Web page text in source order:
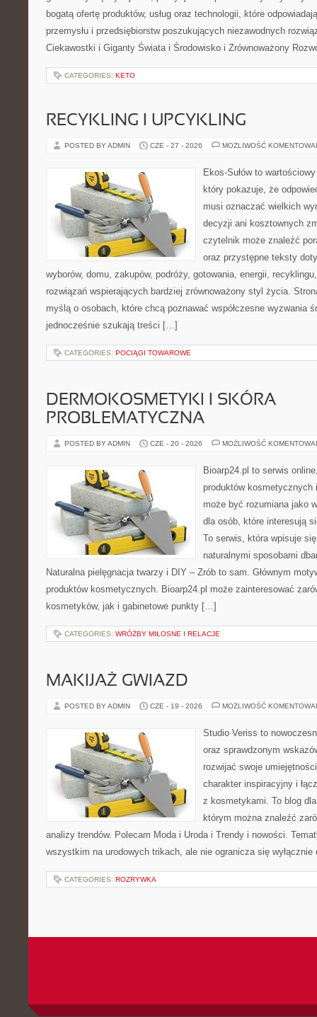
bogatą ofertę produktów, usług oraz technologii, które
przemysłu i przedsiębiorstw poszukujących niezawodnych
Ciekawostki i Giganty Świata i Środowisko i Zrównoważony
CATEGORIES: KETO
RECYKLING I UPCYKLING
POSTED BY ADMIN CZE - 27 - 2026 MOŻLIWOŚĆ
Ekos-Sułów to
który pokazuje, że
musi oznaczać wielkich
decyzji ani kosztownych
czytelnik może znaleźć
oraz przystępne teksty
wyborów, domu, zakupów, podróży, gotowania, energii,
rozwiązań wspierających bardziej zrównoważony styl życia.
myślą o osobach, które chcą poznawać współczesne wyzwania
jednocześnie szukają treści […]
CATEGORIES: POCIĄGI TOWAROWE
DERMOKOSMETYKI I SKÓRA
PROBLEMATYCZNA
POSTED BY ADMIN CZE - 20 - 2026 MOŻLIWOŚĆ
Bioarp24.pl to serwis
produktów kosmetycznych
może być rozumiana jako
dla osób, które interesują
To serwis, która wpisuje
naturalnymi sposobami
Naturalna pielęgnacja twarzy i DIY – Zrób to sam. Głównym
produktów kosmetycznych. Bioarp24.pl może zainteresować
kosmetyków, jak i gabinetowe punkty […]
CATEGORIES: WRÓŻBY MIŁOSNE I RELACJE
MAKIJAŻ GWIAZD
POSTED BY ADMIN CZE - 19 - 2026 MOŻLIWOŚĆ
Studio Veriss to
oraz sprawdzonym
rozwijać swoje
charakter inspiracyjny i
z kosmetykami. To blog
którym można znaleźć
analizy trendów. Polecam Moda i Uroda i Trendy i nowości.
wszystkim na urodowych trikach, ale nie ogranicza się
CATEGORIES: ROZRYWKA